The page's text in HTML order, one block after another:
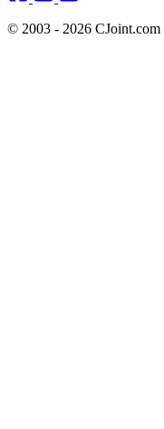
© 2003 - 2026 CJoint.com